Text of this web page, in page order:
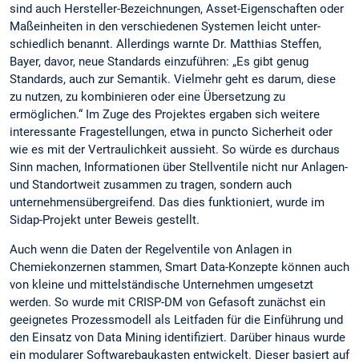
sind auch Hersteller-Bezeichnungen, Asset-Eigenschaften oder
Maßeinheiten in den verschiedenen Systemen leicht unter-
schiedlich benannt. Allerdings warnte Dr. Matthias Steffen,
Bayer, davor, neue Standards einzuführen: „Es gibt genug
Standards, auch zur Semantik. Vielmehr geht es darum, diese
zu nutzen, zu kombinieren oder eine Übersetzung zu
ermöglichen.“ Im Zuge des Projektes ergaben sich weitere
interessante Fragestellungen, etwa in puncto Sicherheit oder
wie es mit der Vertraulichkeit aussieht. So würde es durchaus
Sinn machen, Informationen über Stellventile nicht nur Anlagen-
und Standortweit zusammen zu tragen, sondern auch
unternehmensübergreifend. Das dies funktioniert, wurde im
Sidap-Projekt unter Beweis gestellt.
Auch wenn die Daten der Regelventile von Anlagen in
Chemiekonzernen stammen, Smart Data-Konzepte können auch
von kleine und mittelständische Unternehmen umgesetzt
werden. So wurde mit CRISP-DM von Gefasoft zunächst ein
geeignetes Prozessmodell als Leitfaden für die Einführung und
den Einsatz von Data Mining identifiziert. Darüber hinaus wurde
ein modularer Softwarebaukasten entwickelt. Dieser basiert auf